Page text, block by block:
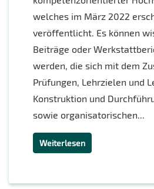
welches im März 2022
veröffentlicht. Es können
Beiträge oder
werden, die sich mit dem
Prüfungen, Lehrzielen und
Konstruktion und
sowie organisatorischen...
Weiterlesen